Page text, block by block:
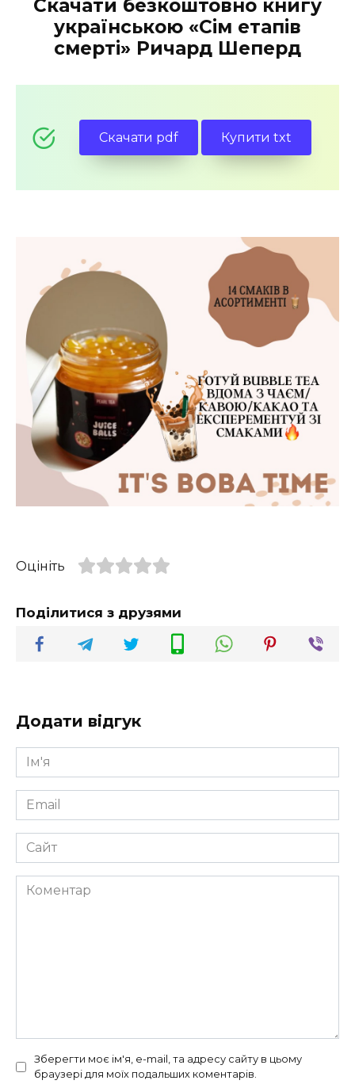
Скачати безкоштовно книгу
українською «Сім етапів
смерті» Ричард Шеперд
Скачати pdf Купити txt
Оцініть
Поділитися з друзями
Додати відгук
Ім'я
*
Email
*
Сайт
Коментар
Зберегти моє ім'я, e-mail, та адресу сайту в цьому
браузері для моїх подальших коментарів.